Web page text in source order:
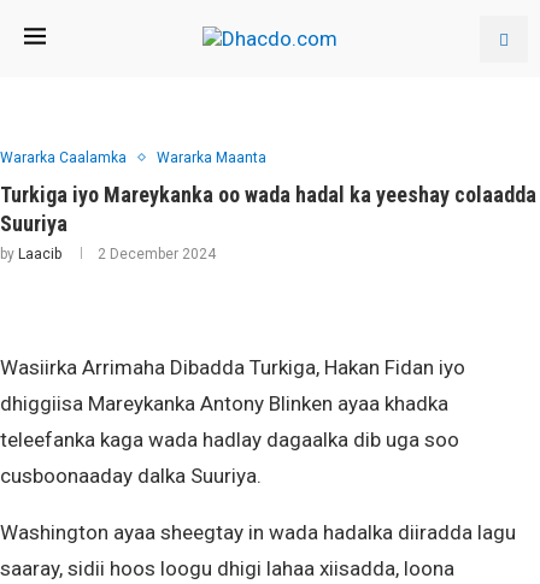
Wararka Caalamka Wararka Maanta
Turkiga iyo Mareykanka oo wada hadal ka yeeshay colaadda
Suuriya
by Laacib 2 December 2024
Wasiirka Arrimaha Dibadda Turkiga, Hakan Fidan iyo
dhiggiisa Mareykanka Antony Blinken ayaa khadka
teleefanka kaga wada hadlay dagaalka dib uga soo
cusboonaaday dalka Suuriya.
Washington ayaa sheegtay in wada hadalka diiradda lagu
saaray, sidii hoos loogu dhigi lahaa xiisadda, loona